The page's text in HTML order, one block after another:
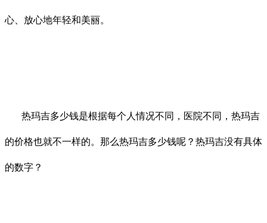
心、放心地年轻和美丽。
热玛吉多少钱是根据每个人情况不同，医院不同，热玛吉
的价格也就不一样的。那么热玛吉多少钱呢？热玛吉没有具体
的数字？